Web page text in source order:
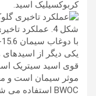
کربوکسیلیک اسید.
شکل 4. عملکرد تاخیری گلوکوهپتونات سدیم
با دوغاب سیمان 15.6-lbm/gal [1870-kg/m3] کلاس A.
یکی دیگر از
قوی اسید سیتریک
BWOC استفاده می شود.